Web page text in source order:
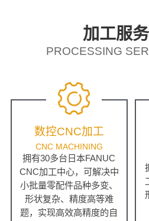
加工服
PROCESSING
数控CNC加工
CNC MACHINING
拥有30多台日本FANUC
CNC加工中心，可解决中
小批量零配件品种多变、
形状复杂、精度高等难
题，实现高效高精度的自